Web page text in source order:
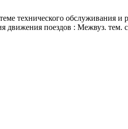
технического обслуживания
движения поездов : Межвуз.